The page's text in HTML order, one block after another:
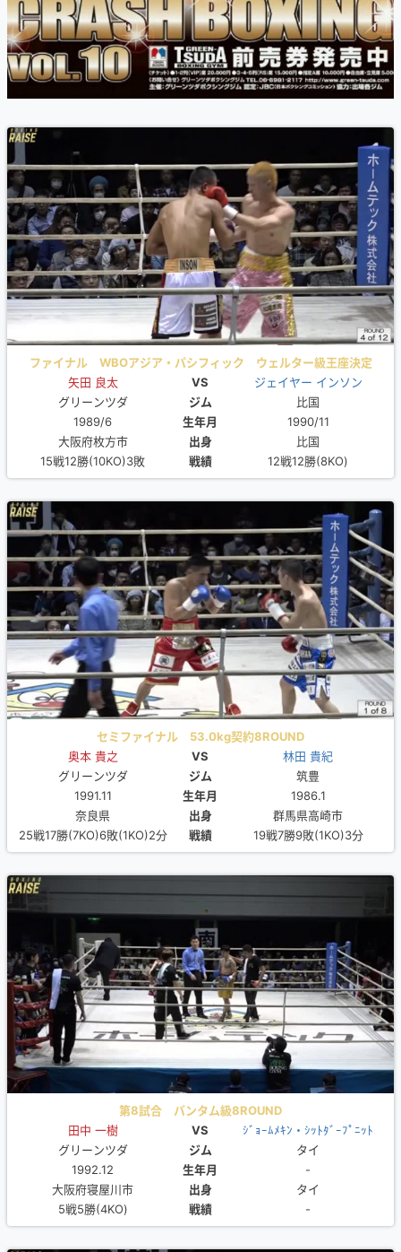
ファイナル WBOアジア・パシフィック ウェルター級王座決定
12ROUND
矢田 良太 VS
ジェイヤー インソン
グリーンツダ
ジム
比国
1989/6
生年月
1990/11
大阪府枚方市
出身
比国
15戦12勝(10KO)3敗
戦績 12戦12勝(8KO)
セミファイナル 53.0kg契約8ROUND
奥本 貴之
VS
林田 貴紀
グリーンツダ
ジム
筑豊
1991.11
生年月
1986.1
奈良県
出身
群馬県高崎市
25戦17勝(7KO)6敗(1KO)2分
戦績 19戦7勝9敗(1KO)3分
第8試合 バンタム級8ROUND
田中 一樹
VS
ｼﾞｮｰﾑﾒｷﾝ・ｼｯﾄﾀﾞｰﾌﾟﾆｯﾄ
グリーンツダ
ジム
タイ
1992.12
生年月
-
大阪府寝屋川市
出身
タイ
5戦5勝(4KO)
戦績 -